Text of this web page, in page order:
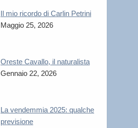
Il mio ricordo di Carlin Petrini
Maggio 25, 2026
Oreste Cavallo, il naturalista
Gennaio 22, 2026
La vendemmia 2025: qualche
previsione